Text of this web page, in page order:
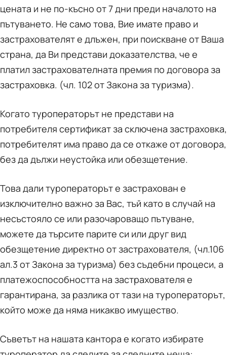
цената и не по-късно от 7 дни преди началото на
пътуването. Не само това, Вие имате право и
застрахователят е длъжен, при поискване от Ваша
страна, да Ви представи доказателства, че е
платил застрахователната премия по договора за
застраховка. (чл. 102 от Закона за туризма).
Когато туроператорът не представи на
потребителя сертификат за сключена застраховка,
потребителят има право да се откаже от договора,
без да дължи неустойка или обезщетение.
Това дали туроператорът е застрахован е
изключително важно за Вас, тъй като в случай на
несъстояло се или разочароващо пътуване,
можете да търсите парите си или друг вид
обезщетение директно от застрахователя, (чл.106
ал.3 от Закона за туризма) без съдебни процеси, а
платежоспособността на застрахователя е
гарантирана, за разлика от тази на туроператорът,
който може да няма никакво имущество.
Съветът на нашата кантора е когато избирате